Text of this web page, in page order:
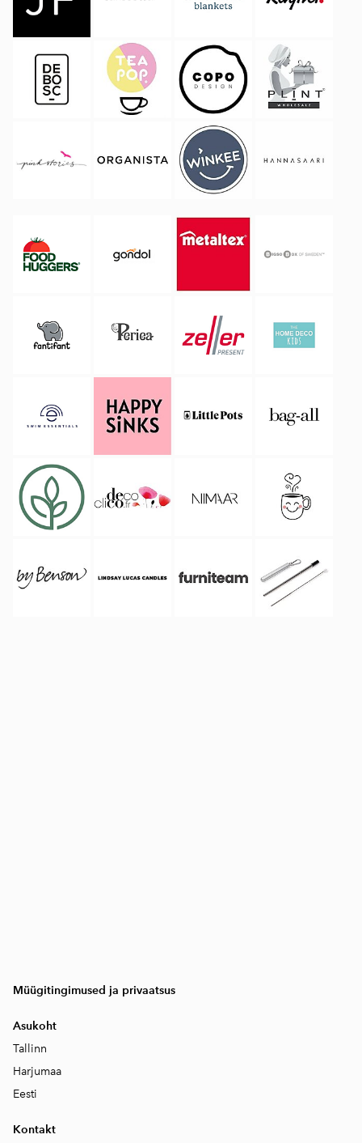
Müügitingimused ja privaatsus
Asukoht
Tallinn
Harjumaa
Eesti
Kontakt